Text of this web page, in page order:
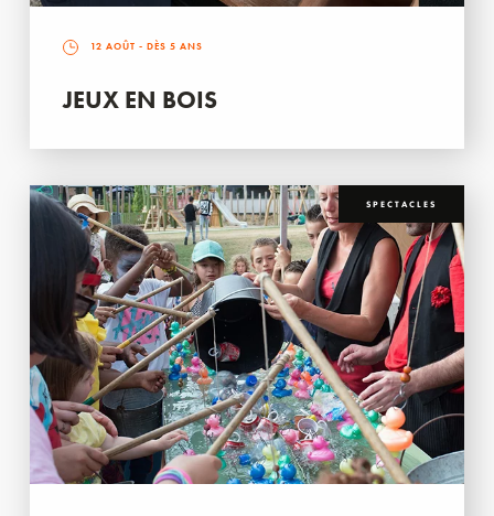
12 AOÛT - DÈS 5 ANS
JEUX EN BOIS
SPECTACLES